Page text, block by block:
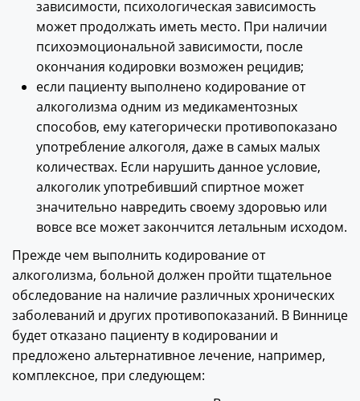
зависимости, психологическая зависимость
может продолжать иметь место. При наличии
психоэмоциональной зависимости, после
окончания кодировки возможен рецидив;
если пациенту выполнено кодирование от
алкоголизма одним из медикаментозных
способов, ему категорически противопоказано
употребление алкоголя, даже в самых малых
количествах. Если нарушить данное условие,
алкоголик употребивший спиртное может
значительно навредить своему здоровью или
вовсе все может закончится летальным исходом.
Прежде чем выполнить кодирование от
алкоголизма, больной должен пройти тщательное
обследование на наличие различных хронических
заболеваний и других противопоказаний. В Виннице
будет отказано пациенту в кодировании и
предложено альтернативное лечение, например,
комплексное, при следующем: